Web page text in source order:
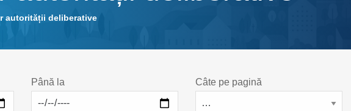
autorității deliberative
Până la Câte pe pagină